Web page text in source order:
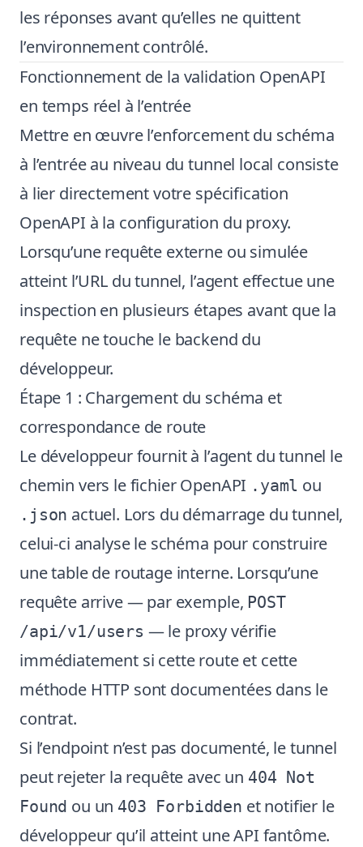
les réponses avant qu’elles ne quittent
l’environnement contrôlé.
Fonctionnement de la validation OpenAPI
en temps réel à l’entrée
Mettre en œuvre l’enforcement du schéma
à l’entrée au niveau du tunnel local consiste
à lier directement votre spécification
OpenAPI à la configuration du proxy.
Lorsqu’une requête externe ou simulée
atteint l’URL du tunnel, l’agent effectue une
inspection en plusieurs étapes avant que la
requête ne touche le backend du
développeur.
Étape 1 : Chargement du schéma et
correspondance de route
Le développeur fournit à l’agent du tunnel le
chemin vers le fichier OpenAPI .yaml ou
.json actuel. Lors du démarrage du tunnel,
celui-ci analyse le schéma pour construire
une table de routage interne. Lorsqu’une
requête arrive — par exemple, POST
/api/v1/users — le proxy vérifie
immédiatement si cette route et cette
méthode HTTP sont documentées dans le
contrat.
Si l’endpoint n’est pas documenté, le tunnel
peut rejeter la requête avec un 404 Not
Found ou un 403 Forbidden et notifier le
développeur qu’il atteint une API fantôme.